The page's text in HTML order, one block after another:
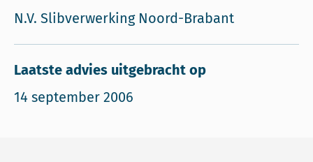
N.V. Slibverwerking Noord-Brabant
Laatste advies uitgebracht op
14 september 2006